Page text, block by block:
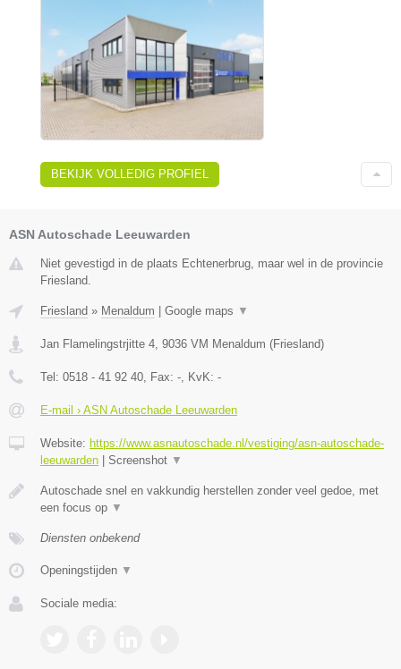
BEKIJK VOLLEDIG PROFIEL
ASN Autoschade Leeuwarden
Niet gevestigd in de plaats Echtenerbrug, maar wel in de provincie
Friesland.
Friesland » Menaldum | Google maps ▼
Jan Flamelingstrjitte 4 9036 VM Menaldum (Friesland)
Tel: 0518 - 41 92 40 , Fax: - , KvK: -
E-mail › ASN Autoschade Leeuwarden
Website: https://www.asnautoschade.nl/vestiging/asn-autoschade-
leeuwarden | Screenshot ▼
Autoschade snel en vakkundig herstellen zonder veel gedoe, met
een focus op ▼
Diensten onbekend
Openingstijden ▼
Sociale media: